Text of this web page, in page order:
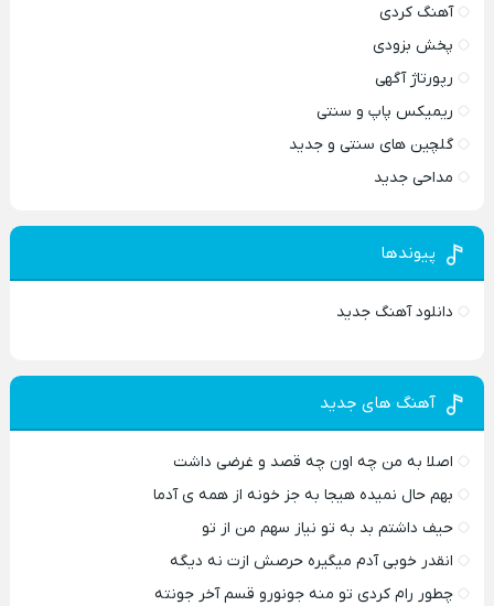
آهنگ کردی
پخش بزودی
رپورتاژ آگهی
ریمیکس پاپ و سنتی
گلچین های سنتی و جدید
مداحی جدید
پیوندها
دانلود آهنگ جدید
آهنگ های جدید
اصلا به من چه اون چه قصد و غرضی داشت
بهم حال نمیده هیجا به جز خونه از همه ی آدما
حیف داشتم بد به تو نیاز سهم من از تو
انقدر خوبی آدم میگیره حرصش ازت نه دیگه
چطور رام کردی تو منه جونورو قسم آخر جونته